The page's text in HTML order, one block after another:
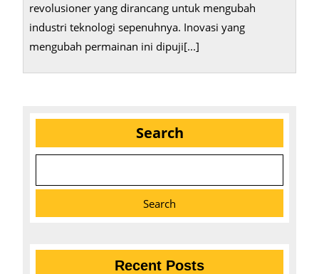
revolusioner yang dirancang untuk mengubah
industri teknologi sepenuhnya. Inovasi yang
mengubah permainan ini dipuji[...]
Search
Search
Recent Posts